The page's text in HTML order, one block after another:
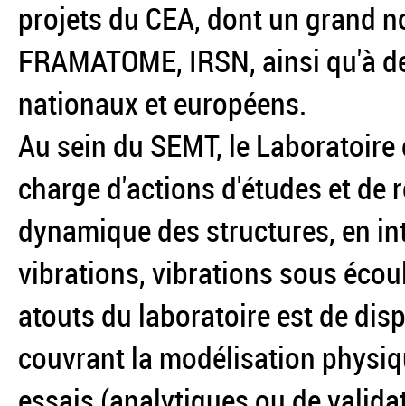
projets du CEA, dont un grand
FRAMATOME, IRSN, ainsi qu'à
nationaux et européens.
Au sein du SEMT, le
charge d'actions d'études et de
dynamique des structures, en
vibrations, vibrations sous
atouts du laboratoire est de
couvrant la modélisation